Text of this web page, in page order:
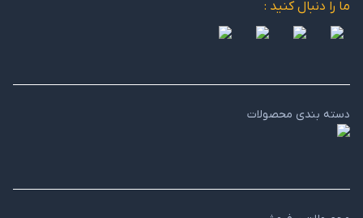
ما را دنبال کنید :
دسته بندی محصولات